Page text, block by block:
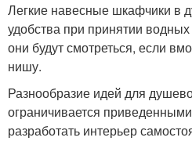
Легкие навесные шкафчики в
удобства при принятии
они будут смотреться, если
нишу.
Разнообразие идей для
ограничивается
разработать интерьер